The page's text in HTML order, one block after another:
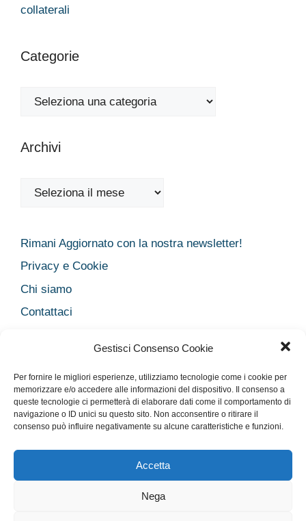
Gestisci Consenso Cookie
Per fornire le migliori esperienze, utilizziamo tecnologie come i cookie per
memorizzare e/o accedere alle informazioni del dispositivo. Il consenso a
queste tecnologie ci permetterà di elaborare dati come il comportamento di
navigazione o ID unici su questo sito. Non acconsentire o ritirare il
consenso può influire negativamente su alcune caratteristiche e funzioni.
Accetta
Nega
collaterali
Categorie
Categorie
Archivi
Archivi
Rimani Aggiornato con la nostra newsletter!
Privacy e Cookie
Chi siamo
Contattaci
Cookie Policy
Disclaimer medico
Disconoscimento
Imprint
Rimani Aggiornato con la nostra newsletter!